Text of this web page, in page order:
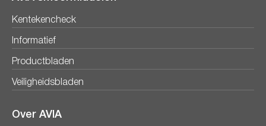
Kentekencheck
Informatief
Productbladen
Veiligheidsbladen
Over AVIA